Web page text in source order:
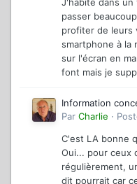
J'habite dans un
passer
profiter de leurs
smartphone à la
sur l'écran en
font mais je
Information
Par Charlie ·
C'est LA bonne
Oui... pour ceux
régulièrement,
dit pourrait car